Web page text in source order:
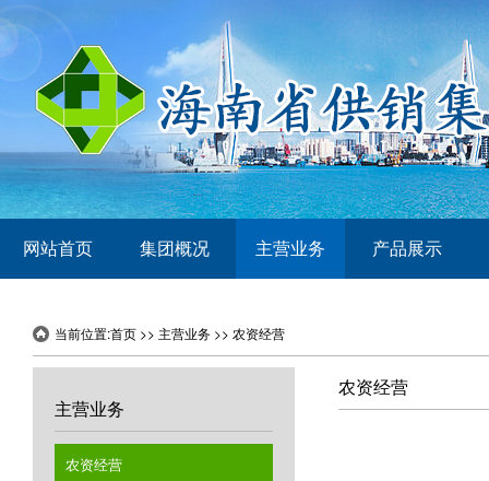
网站首页 集团概况 主营业务 产品展示
当前位置:首页 >> 主营业务 >> 农资经营
主营业务
农资经营
农资经营